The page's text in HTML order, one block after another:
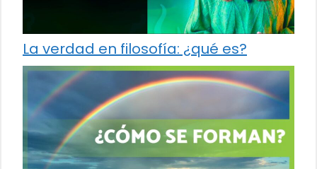
La verdad en filosofía: ¿qué es?